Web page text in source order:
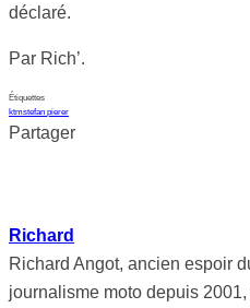
déclaré.
Par Rich’.
Étiquettes
ktmstefan pierer
Partager
Richard
Richard Angot, ancien espoir
journalisme moto depuis